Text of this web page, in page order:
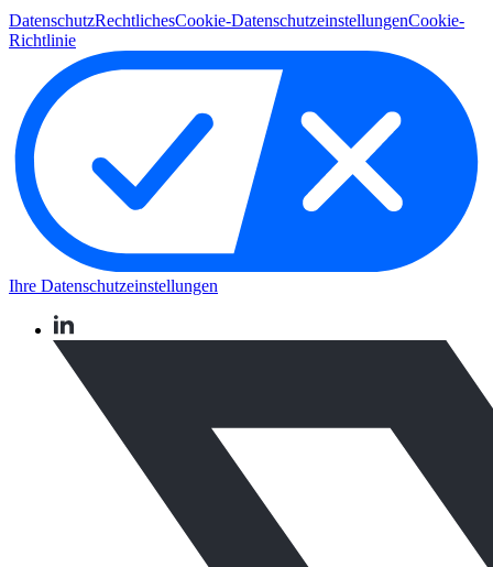
DatenschutzRechtlichesCookie-DatenschutzeinstellungenCookie-
Richtlinie
Ihre Datenschutzeinstellungen